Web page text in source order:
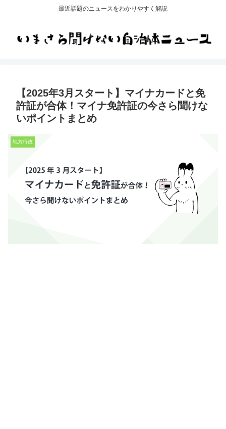
最近話題のニュースをわかりやすく解説
【2025年3月スタート】マイナカードと免
許証が合体！マイナ免許証の今さら聞けな
いポイントまとめ
地方行政